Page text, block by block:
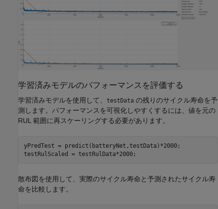
学習済みモデルのパフォーマンスを評価する
学習済みモデルを使用して、 testData の残りのサイクル寿命を予
測します。パフォーマンスを可視化しやすくするには、値を元の
RUL 範囲に再スケーリングする必要があります。
yPredTest = predict(batteryNet,testData)*2000;
testRulScaled = testRulData*2000;
散布図を使用して、実際のサイクル寿命と予測されたサイクル寿
命を比較します。